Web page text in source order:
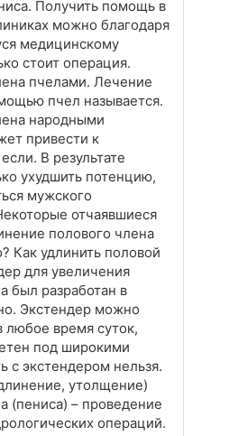
Получить помощь в
можно благодаря
медицинскому
стоит операция.
пчелами. Лечение
пчел называется.
народными
привести к
В результате
ухудшить потенцию,
мужского
отчаявшиеся
полового члена
Как удлинить половой
для увеличения
был разработан в
Экстендер можно
любое время суток,
под широкими
с экстендером нельзя.
утолщение)
(пениса) – проведение
операций.